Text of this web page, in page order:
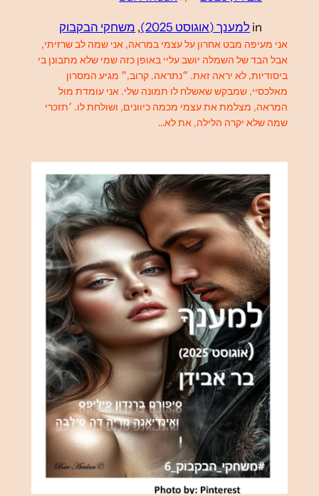
in למענך (אוגוסט 2025) , משחקי הבקבוק
אני מעיפה מבט אחרון על עצמי במראה, אני שמה לב שרזיתי,
אבל הבד של השמלה יושב עליי באופן כזה שמי שלא מתבונן בי
ביסודיות, לא יראה זאת. ״נתראה. קרוב,״ מגיע המסרון
מאלכסיי, שמבקש שאשלח לו תמונה שלי. אני עומדת מול
המראה, מצלמת את עצמי מכמה כיוונים, ושולחת לו. ׳תזכרי
שמה שלא יקרה הלילה, את לא…